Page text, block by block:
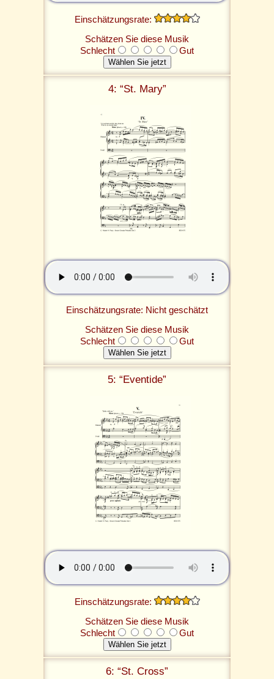
Einschätzungsrate:
Schätzen Sie diese Musik
Schlecht
Gut
4: “St. Mary”
Einschätzungsrate: Nicht geschätzt
Schätzen Sie diese Musik
Schlecht
Gut
5: “Eventide”
Einschätzungsrate:
Schätzen Sie diese Musik
Schlecht
Gut
6: “St. Cross”